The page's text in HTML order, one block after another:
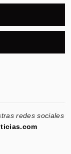
redes sociales